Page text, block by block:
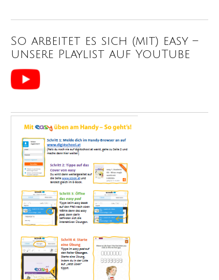
So arbeitet es sich (mit) easy –
unsere Playlist auf YouTube